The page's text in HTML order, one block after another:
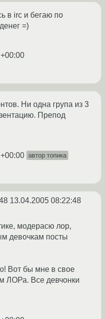
в irc и бегаю по
=)
Ни одна група из 3
Препод
автор топика
13.04.2005 08:22:48
модерасю лор,
девочкам посты
Вот бы мне в свое
ЛОРа. Все девчонки